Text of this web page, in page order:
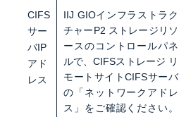
CIFS
サー
バIP
アド
レス
IIJ GIOインフラストラク
チャーP2 ストレージリソ
ースのコントロールパネ
ルで、CIFSストレージ リ
モートサイトCIFSサーバ
の「ネットワークアドレ
ス」をご確認ください。